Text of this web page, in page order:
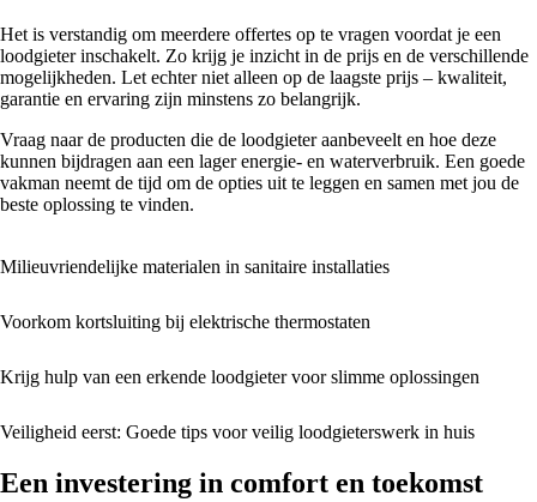
Het is verstandig om meerdere offertes op te vragen voordat je een
loodgieter inschakelt. Zo krijg je inzicht in de prijs en de verschillende
mogelijkheden. Let echter niet alleen op de laagste prijs – kwaliteit,
garantie en ervaring zijn minstens zo belangrijk.
Vraag naar de producten die de loodgieter aanbeveelt en hoe deze
kunnen bijdragen aan een lager energie- en waterverbruik. Een goede
vakman neemt de tijd om de opties uit te leggen en samen met jou de
beste oplossing te vinden.
Milieuvriendelijke materialen in sanitaire installaties
Voorkom kortsluiting bij elektrische thermostaten
Krijg hulp van een erkende loodgieter voor slimme oplossingen
Veiligheid eerst: Goede tips voor veilig loodgieterswerk in huis
Een investering in comfort en toekomst